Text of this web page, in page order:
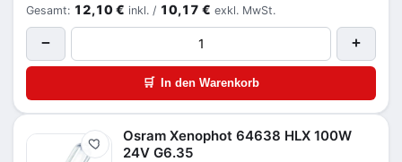
Gesamt: 12,10 € inkl. / 10,17 € exkl. MwSt.
− +
🛒 In den Warenkorb
Merken
Osram Xenophot 64638 HLX 100W
24V G6.35